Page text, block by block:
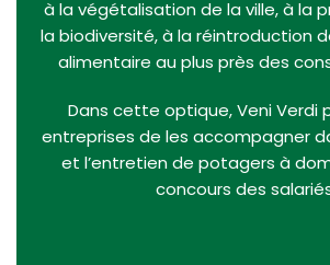
à la végétalisation de la ville, à la
la biodiversité, à la réintroduction
alimentaire au plus près des
Dans cette optique, Veni Verdi
entreprises de les accompagner
et l’entretien de potagers à
concours des